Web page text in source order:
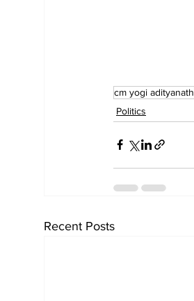
cm yogi adityanath
Politics
Recent Posts